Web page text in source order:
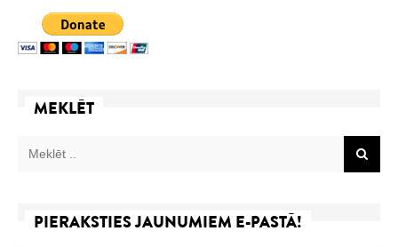
MEKLĒT
PIERAKSTIES JAUNUMIEM E-PASTĀ!